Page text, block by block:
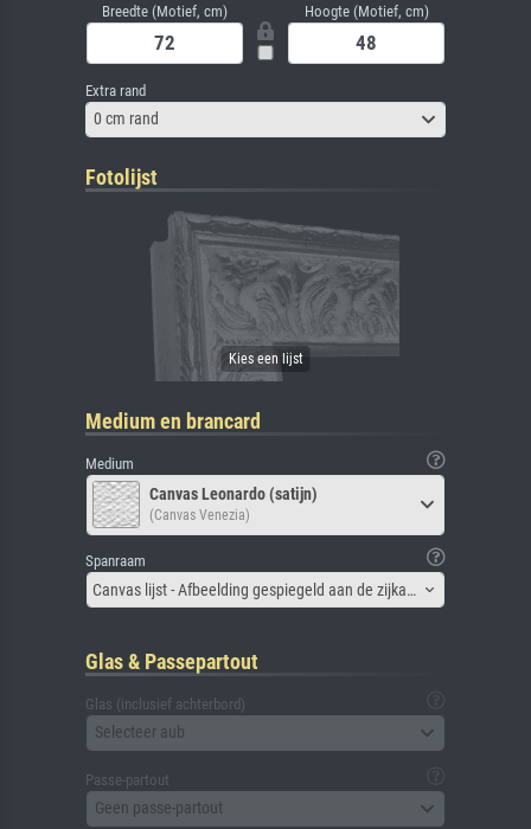
Breedte (Motief, cm) Hoogte (Motief, cm)
Extra rand
0 cm rand
Fotolijst
Medium en brancard
Medium
Canvas Leonardo (satijn)
(Canvas Venezia)
Spanraam
Canvas lijst - Afbeelding gespiegeld aan de zijkant
Glas & Passepartout
Glas (inclusief achterbord)
Selecteer aub
Passe-partout
Geen passe-partout